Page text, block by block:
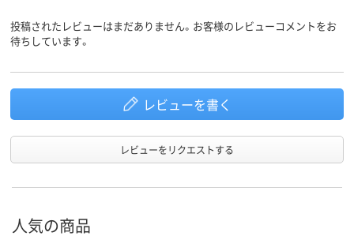
投稿されたレビューはまだありません。お客様のレビューコメントをお
待ちしています。
レビューを書く
レビューをリクエストする
人気の商品